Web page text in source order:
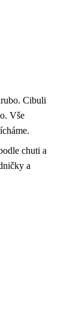
Cibuli
Vše
chuti a
a